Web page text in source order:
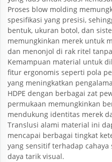
Proses blow molding
spesifikasi yang presisi,
bentuk, ukuran botol, dan
memungkinkan merek untuk
dan menonjol di rak ritel
Kemampuan material untuk
fitur ergonomis seperti pola
yang meningkatkan
HDPE dengan berbagai zat
permukaan memungkinkan
mendukung identitas merek
Translusi alami material ini
mencapai berbagai tingkat
yang sensitif terhadap
daya tarik visual.